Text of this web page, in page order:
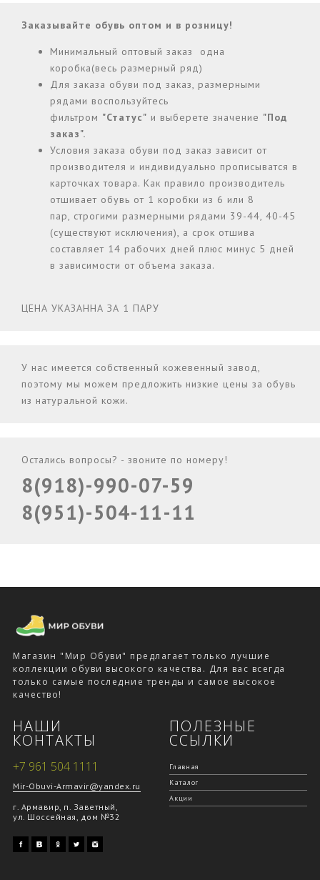
Заказывайте обувь оптом и в розницу!
Минимальный оптовый заказ одна
коробка(весь размерный ряд)
Для заказа обуви под заказ, размерными
рядами воспользуйтесь
фильтром "Статус" и выберете значение "Под
заказ".
Условия заказа обуви под заказ зависит от
производителя и индивидуально прописыватся в
карточках товара. Как правило производитель
отшивает обувь от 1 коробки из 6 или 8
пар, строгими размерными рядами 39-44, 40-45
(существуют исключения), а срок отшива
составляет 14 рабочих дней плюс минус 5 дней
в зависимости от объема заказа.
ЦЕНА УКАЗАННА ЗА 1 ПАРУ
У нас имеется собственный кожевенный завод,
поэтому мы можем предложить низкие цены за обувь
из натуральной кожи.
Остались вопросы? - звоните по номеру!
8(918)-990-07-59
8(951)-504-11-11
Магазин "Мир Обуви" предлагает только лучшие
коллекции обуви высокого качества. Для вас всегда
только самые последние тренды и самое высокое
качество!
ПОЛЕЗНЫЕ
ССЫЛКИ
Главная
Каталог
Акции
НАШИ
КОНТАКТЫ
+7 961 504 1111
Mir-Obuvi-Armavir@yandex.ru
г. Армавир, п. Заветный,
ул. Шоссейная, дом №32